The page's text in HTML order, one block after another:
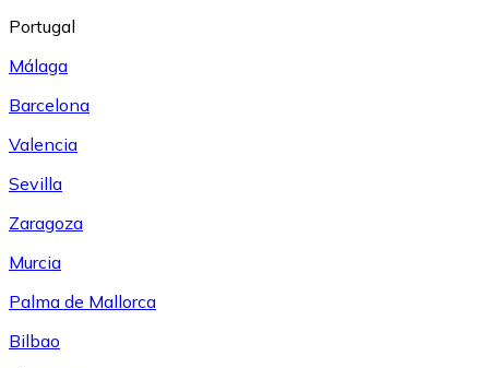
Portugal
Málaga
Barcelona
Valencia
Sevilla
Zaragoza
Murcia
Palma de Mallorca
Bilbao